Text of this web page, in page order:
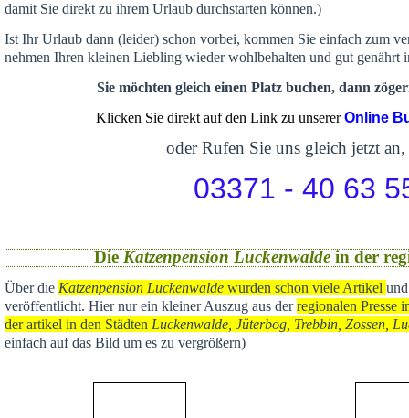
damit Sie direkt zu ihrem Urlaub durchstarten können.)
Ist Ihr Urlaub dann (leider) schon vorbei, kommen Sie einfach zum
nehmen Ihren kleinen Liebling wieder wohlbehalten und gut genährt
Sie möchten gleich einen Platz buchen, dann
Klicken Sie direkt auf den Link zu unsererOnline
oder Rufen Sie uns gleich jetzt an,
03371 - 40 63
Die Katzenpension Luckenwaldein der
Über die Katzenpension Luckenwalde wurden schon viele Artikel
veröffentlicht. Hier nur ein kleiner Auszug aus derregionalen Presse
der artikel in den Städten Luckenwalde, Jüterbog, Trebbin, Zossen,
einfach auf das Bild um es zu vergrößern)